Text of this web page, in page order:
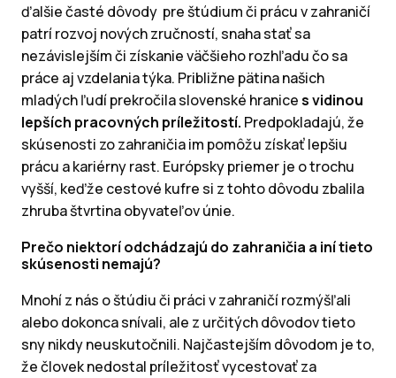
ďalšie časté dôvody pre štúdium či prácu v zahraničí
patrí rozvoj nových zručností, snaha stať sa
nezávislejším či získanie väčšieho rozhľadu čo sa
práce aj vzdelania týka. Približne pätina našich
mladých ľudí prekročila slovenské hranices vidinou
lepších pracovných príležitostí. Predpokladajú, že
skúsenosti zo zahraničia im pomôžu získať lepšiu
prácu a kariérny rast. Európsky priemer je o trochu
vyšší, keďže cestové kufre si z tohto dôvodu zbalila
zhruba štvrtina obyvateľov únie.
Prečo niektorí odchádzajú do zahraničia a iní tieto
skúsenosti nemajú?
Mnohí z nás o štúdiu či práci v zahraničí rozmýšľali
alebo dokonca snívali, ale z určitých dôvodov tieto
sny nikdy neuskutočnili. Najčastejším dôvodom je to,
že človek nedostal príležitosť vycestovať za